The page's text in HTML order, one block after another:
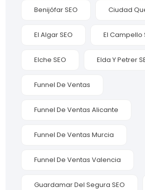
Benijófar SEO Ciudad
El Algar SEO El Campello
Elche SEO Elda Y Petrer
Funnel De Ventas
Funnel De Ventas Alicante
Funnel De Ventas Murcia
Funnel De Ventas Valencia
Guardamar Del Segura SEO